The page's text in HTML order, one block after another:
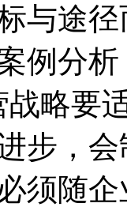
与途
例分
战略要
步，
须随